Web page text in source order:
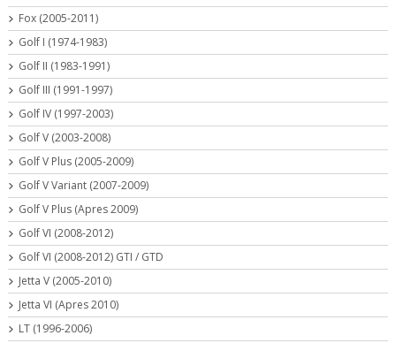
Fox (2005-2011)
Golf I (1974-1983)
Golf II (1983-1991)
Golf III (1991-1997)
Golf IV (1997-2003)
Golf V (2003-2008)
Golf V Plus (2005-2009)
Golf V Variant (2007-2009)
Golf V Plus (Apres 2009)
Golf VI (2008-2012)
Golf VI (2008-2012) GTI / GTD
Jetta V (2005-2010)
Jetta VI (Apres 2010)
LT (1996-2006)